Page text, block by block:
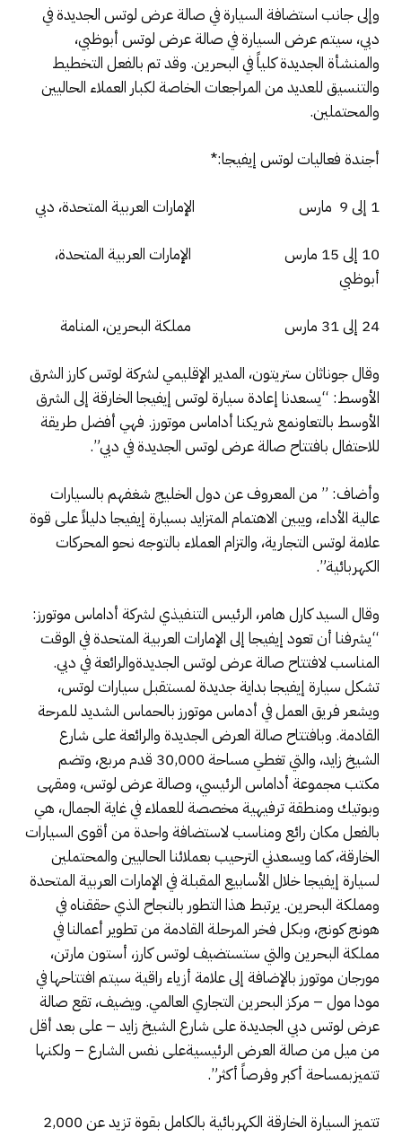
وإلى جانب استضافة السيارة في صالة عرض لوتس الجديدة في
دبي، سيتم عرض السيارة في صالة عرض لوتس أبوظبي،
والمنشأة الجديدة كلياً في البحرين. وقد تم بالفعل التخطيط
والتنسيق للعديد من المراجعات الخاصة لكبار العملاء الحاليين
والمحتملين.
أجندة فعاليات لوتس إيفيجا:*
1 إلى 9 مارس الإمارات العربية المتحدة، دبي
10 إلى 15 مارس الإمارات العربية المتحدة،
أبوظبي
24 إلى 31 مارس مملكة البحرين، المنامة
وقال جوناثان ستريتون، المدير الإقليمي لشركة لوتس كارز الشرق
الأوسط: “يسعدنا إعادة سيارة لوتس إيفيجا الخارقة إلى الشرق
الأوسط بالتعاونمع شريكنا أداماس موتورز. فهي أفضل طريقة
للاحتفال بافتتاح صالة عرض لوتس الجديدة في دبي”.
وأضاف: ” من المعروف عن دول الخليج شغفهم بالسيارات
عالية الأداء، ويبين الاهتمام المتزايد بسيارة إيفيجا دليلاً على قوة
علامة لوتس التجارية، والتزام العملاء بالتوجه نحو المحركات
الكهربائية”.
وقال السيد كارل هامر، الرئيس التنفيذي لشركة أداماس موتورز:
“يشرفنا أن تعود إيفيجا إلى الإمارات العربية المتحدة في الوقت
المناسب لافتتاح صالة عرض لوتس الجديدةوالرائعة في دبي.
تشكل سيارة إيفيجا بداية جديدة لمستقبل سيارات لوتس،
ويشعر فريق العمل في أدماس موتورز بالحماس الشديد للمرحة
القادمة. وبافتتاح صالة العرض الجديدة والرائعة على شارع
الشيخ زايد، والتي تغطي مساحة 30,000 قدم مربع، وتضم
مكتب مجموعة أداماس الرئيسي، وصالة عرض لوتس، ومقهى
وبوتيك ومنطقة ترفيهية مخصصة للعملاء في غاية الجمال، هي
بالفعل مكان رائع ومناسب لاستضافة واحدة من أقوى السيارات
الخارقة، كما ويسعدني الترحيب بعملائنا الحاليين والمحتملين
لسيارة إيفيجا خلال الأسابيع المقبلة في الإمارات العربية المتحدة
ومملكة البحرين. يرتبط هذا التطور بالنجاح الذي حققناه في
هونج كونج، وبكل فخر المرحلة القادمة من تطوير أعمالنا في
مملكة البحرين والتي ستستضيف لوتس كارز، أستون مارتن،
مورجان موتورز بالإضافة إلى علامة أزياء راقية سيتم افتتاحها في
مودا مول – مركز البحرين التجاري العالمي. ويضيف، تقع صالة
عرض لوتس دبي الجديدة على شارع الشيخ زايد – على بعد أقل
من ميل من صالة العرض الرئيسيةعلى نفس الشارع – ولكنها
تتميزبمساحة أكبر وفرصاً أكثر”.
تتميز السيارة الخارقة الكهربائية بالكامل بقوة تزيد عن 2,000